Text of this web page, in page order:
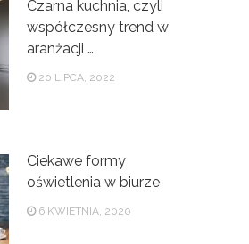
Czarna kuchnia, czyli
współczesny trend w
aranżacji …
20 LIPCA, 2022
Ciekawe formy
oświetlenia w biurze
6 KWIETNIA, 2020